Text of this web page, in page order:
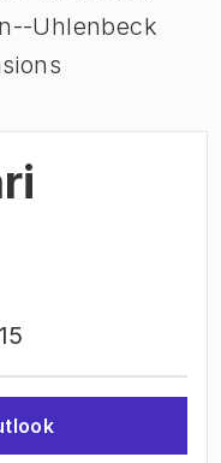
Uhlenbeck